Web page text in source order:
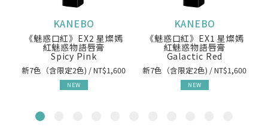
KANEBO
《魅惑口紅》EX2 星燦嫣
紅魅惑物語唇膏
Spicy Pink
新7色（含限定2色) / NT$1,600
NEW
KANEBO
《魅惑口紅》EX1 星燦嫣
紅魅惑物語唇膏
Galactic Red
新7色（含限定2色) / NT$1,600
NEW